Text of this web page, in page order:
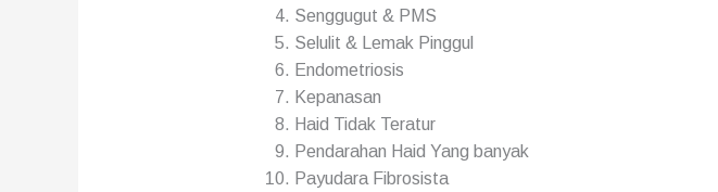
Senggugut & PMS
Selulit & Lemak Pinggul
Endometriosis
Kepanasan
Haid Tidak Teratur
Pendarahan Haid Yang banyak
Payudara Fibrosista